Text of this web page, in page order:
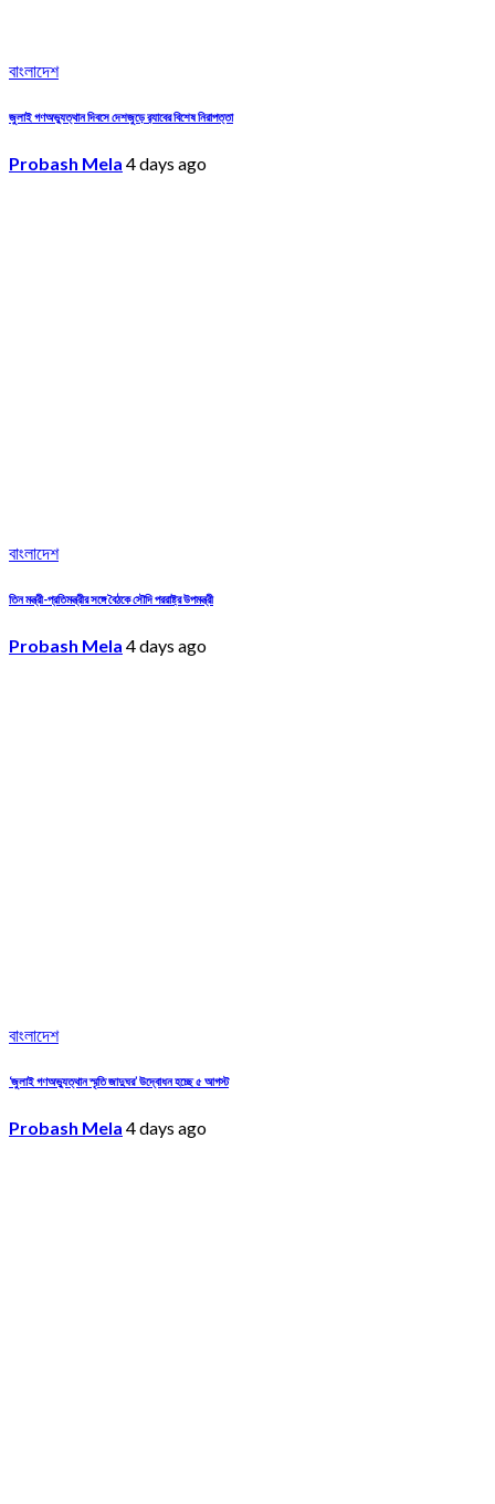
বাংলাদেশ
জুলাই গণঅভ্যুত্থান দিবসে দেশজুড়ে র‌্যাবের বিশেষ নিরাপত্তা
Probash Mela 4 days ago
বাংলাদেশ
তিন মন্ত্রী-প্রতিমন্ত্রীর সঙ্গে বৈঠকে সৌদি পররাষ্ট্র উপমন্ত্রী
Probash Mela 4 days ago
বাংলাদেশ
‘জুলাই গণঅভ্যুত্থান স্মৃতি জাদুঘর’ উদ্বোধন হচ্ছে ৫ আগস্ট
Probash Mela 4 days ago